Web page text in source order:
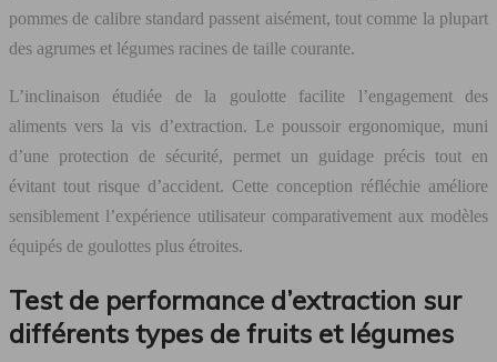
pommes de calibre standard passent aisément, tout comme la plupart
des agrumes et légumes racines de taille courante.
L’inclinaison étudiée de la goulotte facilite l’engagement des
aliments vers la vis d’extraction. Le poussoir ergonomique, muni
d’une protection de sécurité, permet un guidage précis tout en
évitant tout risque d’accident. Cette conception réfléchie améliore
sensiblement l’expérience utilisateur comparativement aux modèles
équipés de goulottes plus étroites.
Test de performance d’extraction sur
différents types de fruits et légumes